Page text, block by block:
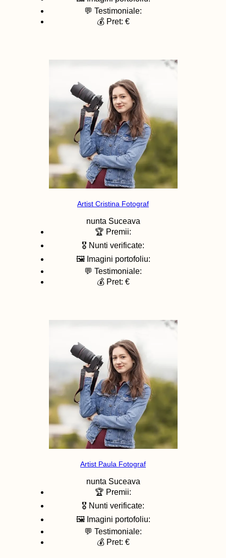
💬 Testimoniale:
💰 Pret: €
Artist Cristina Fotograf
nunta Suceava
🏆 Premii:
🎖️ Nunti verificate:
🖼️ Imagini portofoliu:
💬 Testimoniale:
💰 Pret: €
Artist Paula Fotograf
nunta Suceava
🏆 Premii:
🎖️ Nunti verificate:
🖼️ Imagini portofoliu:
💬 Testimoniale:
💰 Pret: €